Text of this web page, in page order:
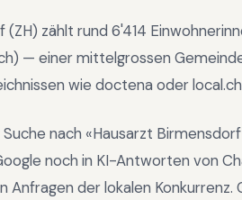
(ZH) zählt rund 6'414
) — einer mittelgrossen
wie doctena oder
nach «Hausarzt
noch in KI-Antworten von
Anfragen der lokalen Konkurrenz.